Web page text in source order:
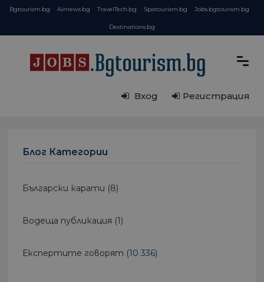
Bgtourism.bg Airnews.bg TravelTech.bg Spatourism.bg Jobs.bgtourism.bg
Destinations.bg
Вход Регистрация
Блог Категории
Български карати (8)
Водеща публикация (1)
Експертите говорят (10 336)